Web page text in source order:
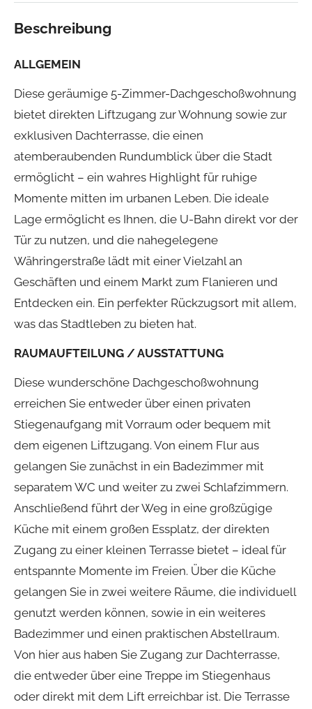
Beschreibung
ALLGEMEIN
Diese geräumige 5-Zimmer-Dachgeschoßwohnung
bietet direkten Liftzugang zur Wohnung sowie zur
exklusiven Dachterrasse, die einen
atemberaubenden Rundumblick über die Stadt
ermöglicht – ein wahres Highlight für ruhige
Momente mitten im urbanen Leben. Die ideale
Lage ermöglicht es Ihnen, die U-Bahn direkt vor der
Tür zu nutzen, und die nahegelegene
Währingerstraße lädt mit einer Vielzahl an
Geschäften und einem Markt zum Flanieren und
Entdecken ein. Ein perfekter Rückzugsort mit allem,
was das Stadtleben zu bieten hat.
RAUMAUFTEILUNG / AUSSTATTUNG
Diese wunderschöne Dachgeschoßwohnung
erreichen Sie entweder über einen privaten
Stiegenaufgang mit Vorraum oder bequem mit
dem eigenen Liftzugang. Von einem Flur aus
gelangen Sie zunächst in ein Badezimmer mit
separatem WC und weiter zu zwei Schlafzimmern.
Anschließend führt der Weg in eine großzügige
Küche mit einem großen Essplatz, der direkten
Zugang zu einer kleinen Terrasse bietet – ideal für
entspannte Momente im Freien. Über die Küche
gelangen Sie in zwei weitere Räume, die individuell
genutzt werden können, sowie in ein weiteres
Badezimmer und einen praktischen Abstellraum.
Von hier aus haben Sie Zugang zur Dachterrasse,
die entweder über eine Treppe im Stiegenhaus
oder direkt mit dem Lift erreichbar ist. Die Terrasse